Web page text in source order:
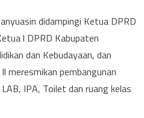
didampingi Ketua DPRD
l DPRD Kabupaten
dan Kebudayaan, dan
meresmikan pembangunan
IPA, Toilet dan ruang kelas